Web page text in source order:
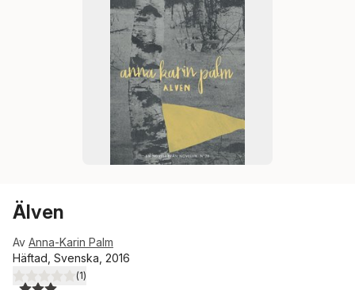
Älven
Av Anna-Karin Palm
Häftad, Svenska, 2016
3,0utav 5 stjärnor. Totalt antal röster:
(1)